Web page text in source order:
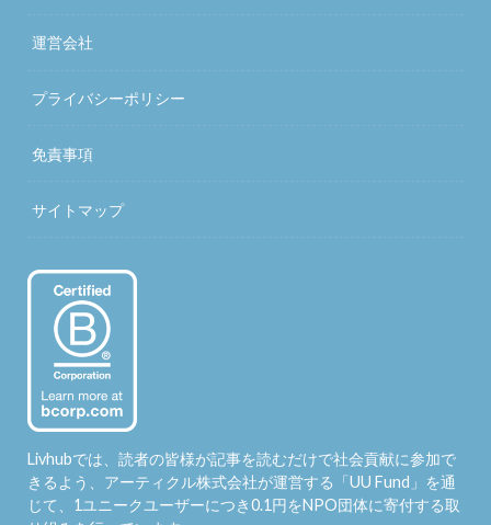
運営会社
プライバシーポリシー
免責事項
サイトマップ
Livhubでは、読者の皆様が記事を読むだけで社会貢献に参加で
きるよう、アーティクル株式会社が運営する「UU Fund 」を通
じて、1ユニークユーザーにつき0.1円をNPO団体に寄付する取